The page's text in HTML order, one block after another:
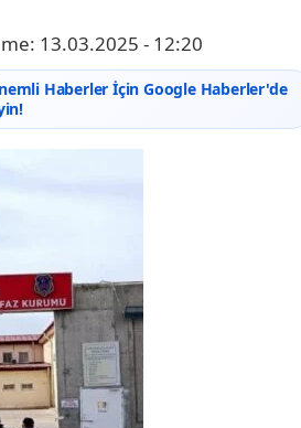
13.03.2025 - 12:20
Haberler İçin Google Haberler'de